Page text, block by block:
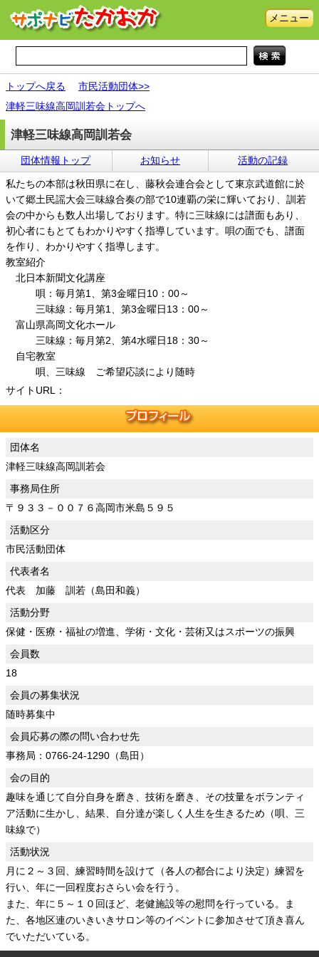
メニュー
トップへ戻る
市民活動団体>>
津軽三味線高岡訓若会トップへ
津軽三味線高岡訓若会
団体情報トップ お知らせ 活動の記録
私たちの本部は秋田県に在し、藤秋会連合会として東京武道館に於
いて郷土民謡大会三味線合奏の部で10連覇の栄に輝いており、訓若
会の中からも数人出場しております。特に三味線には譜面もあり、
初心者にもとてもわかりやすく指導しています。唄の面でも、譜面
を作り、わかりやすく指導します。
教室紹介
北日本新聞文化講座
唄：毎月第1、第3金曜日10：00～
三味線：毎月第1、第3金曜日13：00～
富山県高岡文化ホール
三味線：毎月第2、第4水曜日18：30～
自宅教室
唄、三味線 ご希望応談により随時
サイトURL：
団体名
津軽三味線高岡訓若会
事務局住所
〒９３３－００７６高岡市米島５９５
活動区分
市民活動団体
代表者名
代表 加藤 訓若（島田和義）
活動分野
保健・医療・福祉の増進、学術・文化・芸術又はスポーツの振興
会員数
18
会員の募集状況
随時募集中
会員応募の際の問い合わせ先
事務局：0766-24-1290（島田）
会の目的
趣味を通じて自分自身を磨き、技術を磨き、その技量をボランティ
ア活動に生かし、結果、自分達が楽しく人生を生きるため（唄、三
味線で）
活動状況
月に２～３回、練習時間を設けて（各人の都合により決定）練習を
行い、年に一回程度おさらい会を行う。
また、年に５～１０回ほど、老健施設等の慰問を行っている。ま
た、各地区連のいきいきサロン等のイベントに参加させて頂き喜ん
でいただいている。